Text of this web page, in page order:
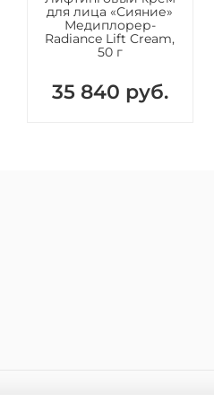
•
каркас,
СО2 на
40% по
геля
•
для лица «Сияние»
Медиплорер-
Radiance Lift Cream,
50 г
35 840 руб.